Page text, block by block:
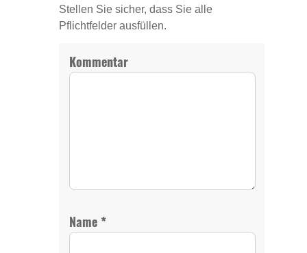
Stellen Sie sicher, dass Sie alle
Pflichtfelder ausfüllen.
Kommentar
Name *